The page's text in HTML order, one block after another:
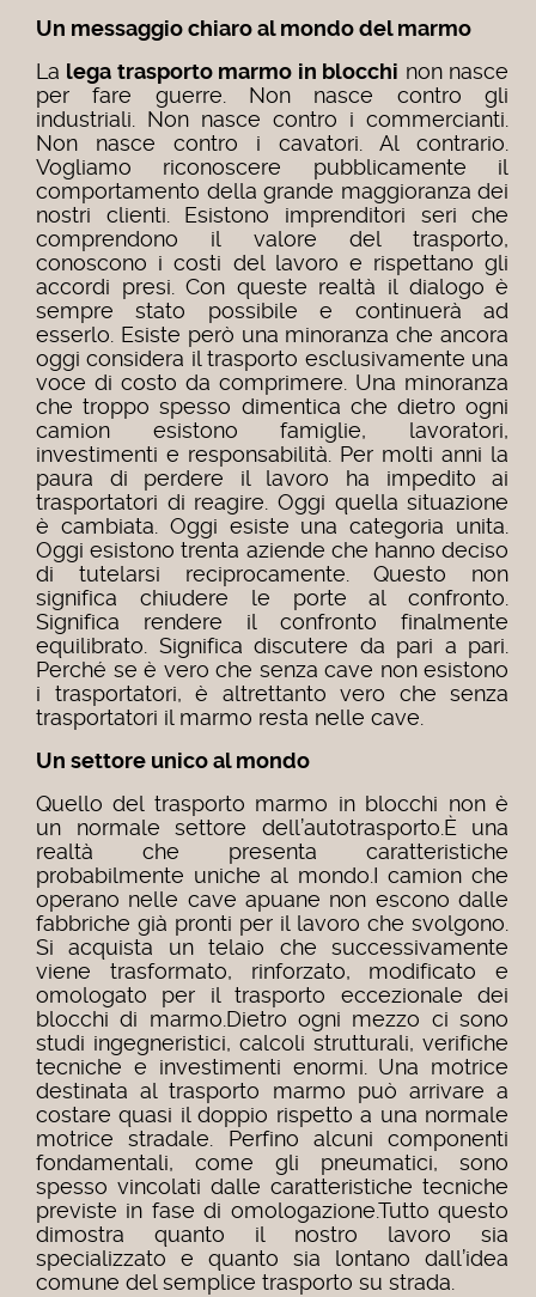
Un messaggio chiaro al mondo del marmo
La lega trasporto marmo in blocchi non nasce
per fare guerre. Non nasce contro gli
industriali. Non nasce contro i commercianti.
Non nasce contro i cavatori. Al contrario.
Vogliamo riconoscere pubblicamente il
comportamento della grande maggioranza dei
nostri clienti. Esistono imprenditori seri che
comprendono il valore del trasporto,
conoscono i costi del lavoro e rispettano gli
accordi presi. Con queste realtà il dialogo è
sempre stato possibile e continuerà ad
esserlo. Esiste però una minoranza che ancora
oggi considera il trasporto esclusivamente una
voce di costo da comprimere. Una minoranza
che troppo spesso dimentica che dietro ogni
camion esistono famiglie, lavoratori,
investimenti e responsabilità. Per molti anni la
paura di perdere il lavoro ha impedito ai
trasportatori di reagire. Oggi quella situazione
è cambiata. Oggi esiste una categoria unita.
Oggi esistono trenta aziende che hanno deciso
di tutelarsi reciprocamente. Questo non
significa chiudere le porte al confronto.
Significa rendere il confronto finalmente
equilibrato. Significa discutere da pari a pari.
Perché se è vero che senza cave non esistono
i trasportatori, è altrettanto vero che senza
trasportatori il marmo resta nelle cave.
Un settore unico al mondo
Quello del trasporto marmo in blocchi non è
un normale settore dell’autotrasporto.È una
realtà che presenta caratteristiche
probabilmente uniche al mondo.I camion che
operano nelle cave apuane non escono dalle
fabbriche già pronti per il lavoro che svolgono.
Si acquista un telaio che successivamente
viene trasformato, rinforzato, modificato e
omologato per il trasporto eccezionale dei
blocchi di marmo.Dietro ogni mezzo ci sono
studi ingegneristici, calcoli strutturali, verifiche
tecniche e investimenti enormi. Una motrice
destinata al trasporto marmo può arrivare a
costare quasi il doppio rispetto a una normale
motrice stradale. Perfino alcuni componenti
fondamentali, come gli pneumatici, sono
spesso vincolati dalle caratteristiche tecniche
previste in fase di omologazione.Tutto questo
dimostra quanto il nostro lavoro sia
specializzato e quanto sia lontano dall’idea
comune del semplice trasporto su strada.